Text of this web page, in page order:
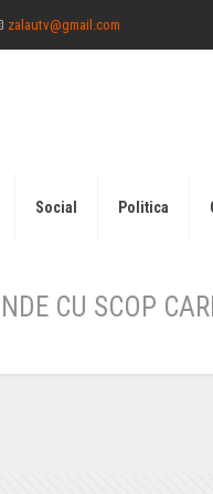
zalautv@gmail.com
Social Politica
CU SCOP